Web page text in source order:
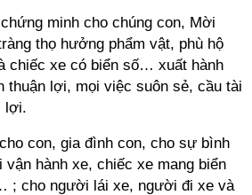
minh cho chúng con, Mời
thọ hưởng phẩm vật, phù hộ
chiếc xe có biển số… xuất hành
thuận lợi, mọi việc suôn sẻ, cầu tài
lợi.
con, gia đình con, cho sự bình
hành xe, chiếc xe mang biển
người lái xe, người đi xe và